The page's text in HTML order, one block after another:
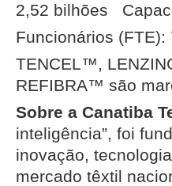
2,52 bilhões
Funcionários (FTE):
TENCEL™,
REFIBRA™ são
Sobre a Canatiba
inteligência”, foi
inovação,
mercado têxtil